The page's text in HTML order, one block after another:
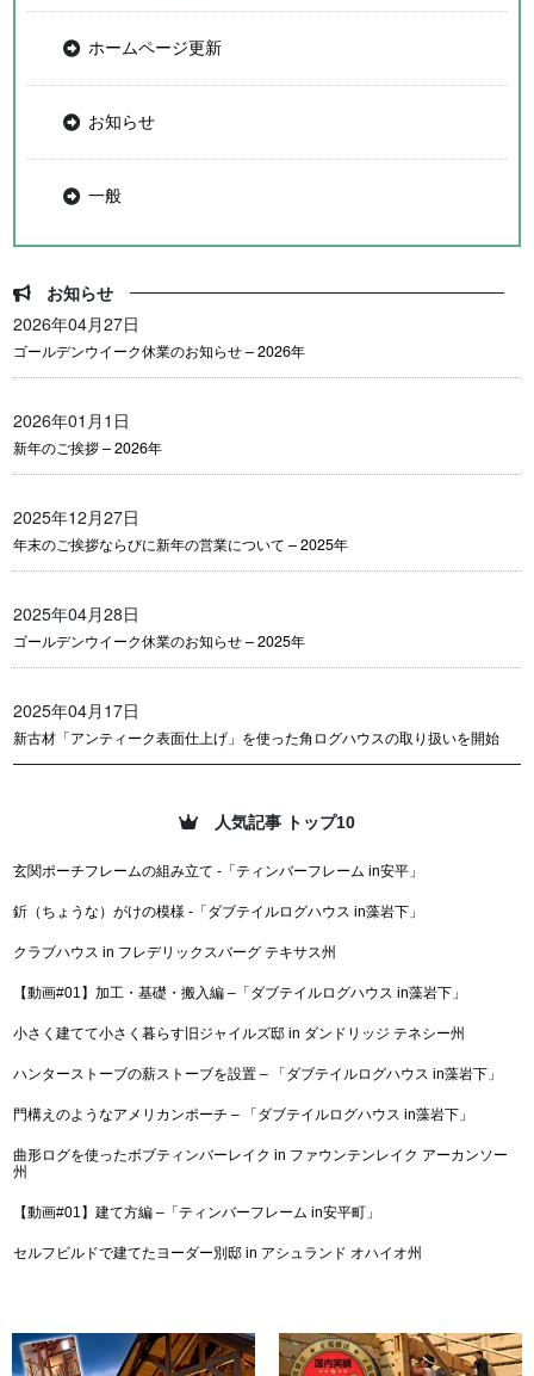
ホームページ更新
お知らせ
一般
お知らせ
2026年04月27日
ゴールデンウイーク休業のお知らせ – 2026年
2026年01月1日
新年のご挨拶 – 2026年
2025年12月27日
年末のご挨拶ならびに新年の営業について – 2025年
2025年04月28日
ゴールデンウイーク休業のお知らせ – 2025年
2025年04月17日
新古材「アンティーク表面仕上げ」を使った角ログハウスの取り扱いを開始
人気記事 トップ10
玄関ポーチフレームの組み立て -「ティンバーフレーム in安平」
釿（ちょうな）がけの模様 -「ダブテイルログハウス in藻岩下」
クラブハウス in フレデリックスバーグ テキサス州
【動画#01】加工・基礎・搬入編 –「ダブテイルログハウス in藻岩下」
小さく建てて小さく暮らす旧ジャイルズ邸 in ダンドリッジ テネシー州
ハンターストーブの薪ストーブを設置 – 「ダブテイルログハウス in藻岩下」
門構えのようなアメリカンポーチ – 「ダブテイルログハウス in藻岩下」
曲形ログを使ったボブティンバーレイク in ファウンテンレイク アーカンソー
州
【動画#01】建て方編 –「ティンバーフレーム in安平町」
セルフビルドで建てたヨーダー別邸 in アシュランド オハイオ州